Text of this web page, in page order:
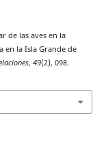
de las aves en la
en la Isla Grande de
, 49(2), 098.